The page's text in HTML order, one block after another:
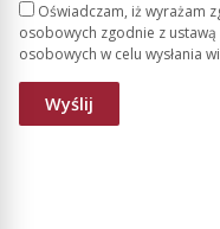
Oświadczam, iż wyrażam
osobowych zgodnie z
osobowych w celu wysłania